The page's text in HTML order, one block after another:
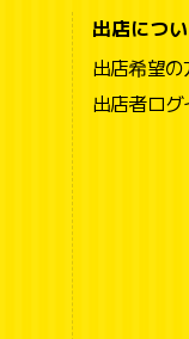
出店につ
出店希望の
出店者ログ